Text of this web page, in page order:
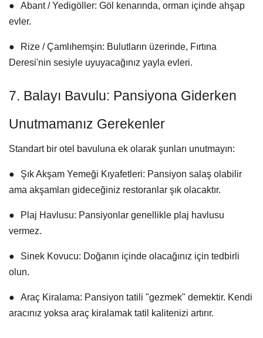
● Abant / Yedigöller: Göl kenarında, orman içinde ahşap
evler.
● Rize / Çamlıhemşin: Bulutların üzerinde, Fırtına
Deresi'nin sesiyle uyuyacağınız yayla evleri.
7. Balayı Bavulu: Pansiyona Giderken
Unutmamanız Gerekenler
Standart bir otel bavuluna ek olarak şunları unutmayın:
● Şık Akşam Yemeği Kıyafetleri: Pansiyon salaş olabilir
ama akşamları gideceğiniz restoranlar şık olacaktır.
● Plaj Havlusu: Pansiyonlar genellikle plaj havlusu
vermez.
● Sinek Kovucu: Doğanın içinde olacağınız için tedbirli
olun.
● Araç Kiralama: Pansiyon tatili "gezmek" demektir. Kendi
aracınız yoksa araç kiralamak tatil kalitenizi artırır.